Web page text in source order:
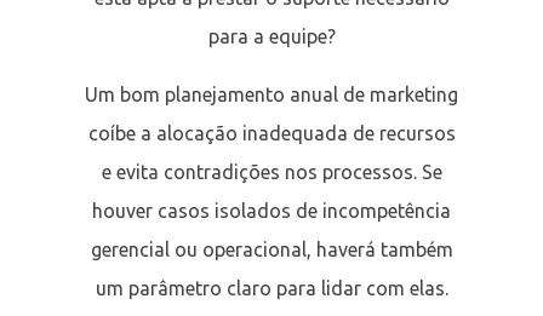
para a equipe?
Um bom planejamento anual de marketing
coíbe a alocação inadequada de recursos
e evita contradições nos processos. Se
houver casos isolados de incompetência
gerencial ou operacional, haverá também
um parâmetro claro para lidar com elas.